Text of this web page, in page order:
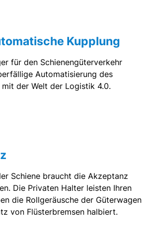
Kupplung
für den Schienengüterverkehr
Automatisierung des
mit der Welt der Logistik 4.0.
Schiene braucht die Akzeptanz
Die Privaten Halter leisten Ihren
die Rollgeräusche der Güterwagen
von Flüsterbremsen halbiert.